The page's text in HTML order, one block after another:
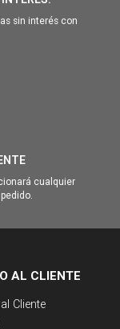
sin interés con
cualquier
AL CLIENTE
Cliente